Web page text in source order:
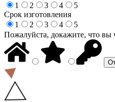
1
2 3 4
5
Срок изготовления
1
2 3 4
5
Пожалуйста, докажите, что вы